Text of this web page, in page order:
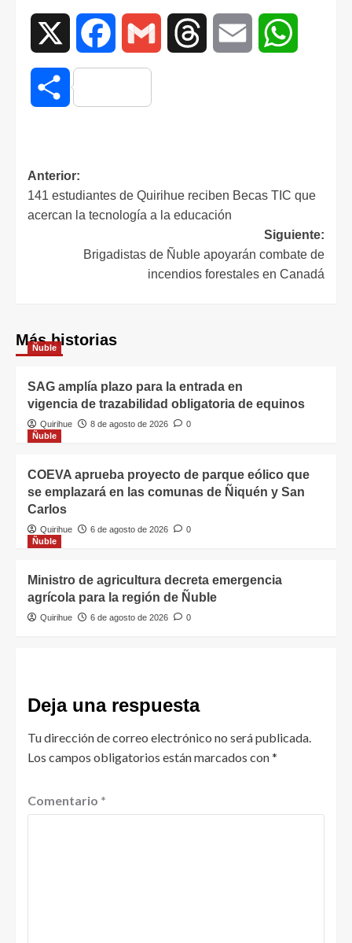
Facebook Gmail Threads Email
Compartir
Anterior:
141 estudiantes de Quirihue reciben Becas TIC que
acercan la tecnología a la educación
Siguiente:
Brigadistas de Ñuble apoyarán combate de
incendios forestales en Canadá
Más historias
Ñuble
SAG amplía plazo para la entrada en
vigencia de trazabilidad obligatoria de equinos
Quirihue 8 de agosto de 2026
0
Ñuble
COEVA aprueba proyecto de parque eólico que
se emplazará en las comunas de Ñiquén y San
Carlos
Quirihue 6 de agosto de 2026
0
Ñuble
Ministro de agricultura decreta emergencia
agrícola para la región de Ñuble
Quirihue 6 de agosto de 2026 0
Deja una respuesta
Tu dirección de correo electrónico no será publicada.
Los campos obligatorios están marcados con*
Comentario *